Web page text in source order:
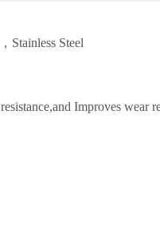
Stainless Steel
Improves wear